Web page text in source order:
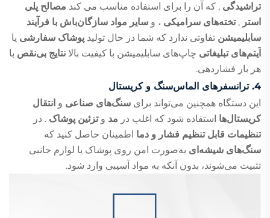
تراشیدگی , که آن را برای استفاده مناسب می کند مصالح پلی
استر ,تخته‌های سرامیکی ، و سایر مواد سازگان‌باش با فرآیند
سابلیمیشن تفاوتی ندارد که شما در حال تولید پوشاک سفارشی یا
آیتم‌های تبلیغاتی چاپ‌های سابلیمیشن با کیفیت بالا نتایج بی‌نقص با
هر بار فشاردهی.
4. ترانسفرهای الماس‌سنگ و کریستال
این دستگاه همچنین می‌تواند برای سنگ‌های صناعی و انتقال
کریستال‌ها استفاده شود که اغلب در مد وتزئین پوشاک . در
تنظیمات قابل تنظیم فشار و دما اطمینان حاصل کنید که
سنگ‌های شیشه‌ای به‌صورت امن روی پوشاک یا لوازم جانبی
تثبیت می‌شوند، بدون آنکه به مواد آسیبی وارد شود.